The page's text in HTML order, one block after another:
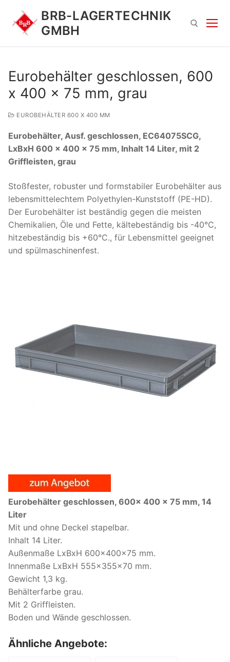
Inhalt
springen
BRB-LAGERTECHNIK
GMBH
Suchen
Eurobehälter geschlossen, 600
x 400 x 75 mm, grau
EUROBEHÄLTER 600 X 400 MM
Eurobehälter, Ausf. geschlossen, EC64075SCG,
LxBxH 600 x 400 x 75 mm, Inhalt 14 Liter, mit 2
Griffleisten, grau
Stoßfester, robuster und formstabiler Eurobehälter aus
lebensmittelechtem Polyethylen-Kunststoff (PE-HD).
Der Eurobehälter ist beständig gegen die meisten
Chemikalien, Öle und Fette, kältebeständig bis -40°C,
hitzebeständig bis +60°C., für Lebensmittel geeignet
und spülmaschinenfest.
Eurobehälter geschlossen, 600x 400 x 75 mm, 14
Liter
Mit und ohne Deckel stapelbar.
Inhalt 14 Liter.
Außenmaße LxBxH 600x400x75 mm.
Innenmaße LxBxH 555x355x70 mm.
Gewicht 1,3 kg.
Behälterfarbe grau.
Mit 2 Griffleisten.
Boden und Wände geschlossen.
Ähnliche Angebote: